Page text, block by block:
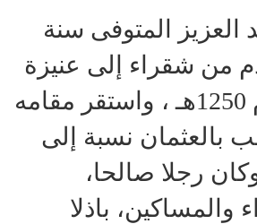
العزيز المتوفى سنة
قدم من شقراء إلى عنيزة
في حدود عام 1250هـ ، واستقر مقامه
بالعثمان نسبة إلى
رجلا صالحا،
والمساكين، باذلا